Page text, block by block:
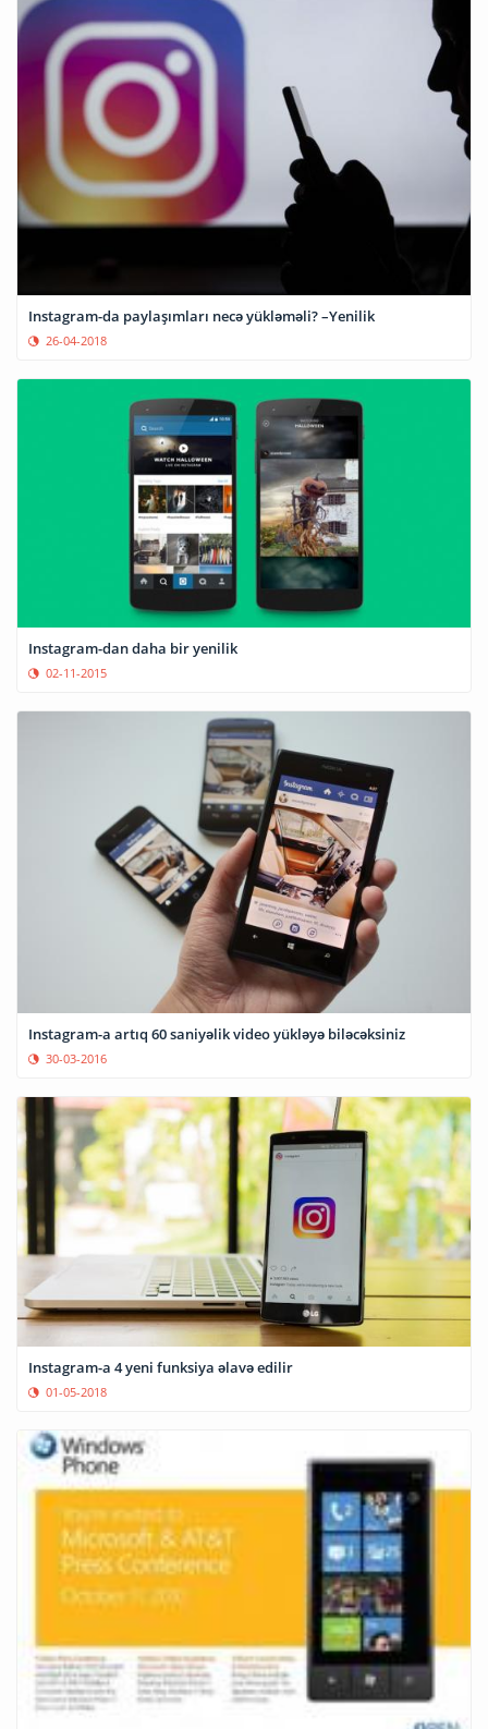
Instagram-da paylaşımları necə yükləməli? –Yenilik
26-04-2018
Instagram-dan daha bir yenilik
02-11-2015
Instagram-a artıq 60 saniyəlik video yükləyə biləcəksiniz
30-03-2016
Instagram-a 4 yeni funksiya əlavə edilir
01-05-2018